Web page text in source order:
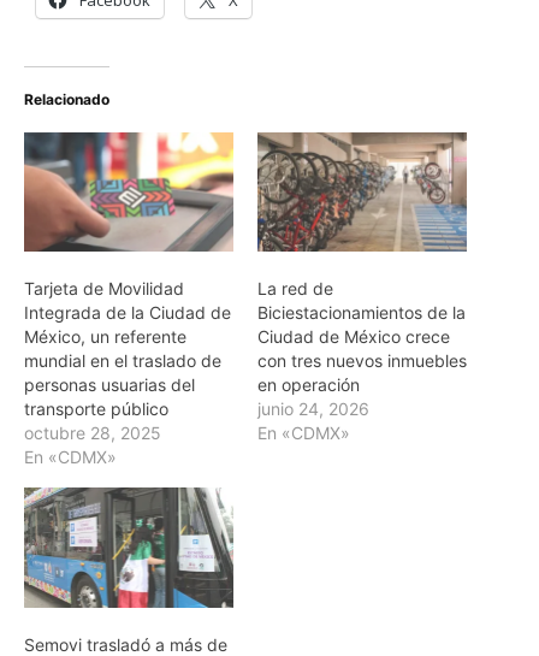
Relacionado
Tarjeta de Movilidad
Integrada de la Ciudad de
México, un referente
mundial en el traslado de
personas usuarias del
transporte público
octubre 28, 2025
En «CDMX»
La red de
Biciestacionamientos de la
Ciudad de México crece
con tres nuevos inmuebles
en operación
junio 24, 2026
En «CDMX»
Semovi trasladó a más de